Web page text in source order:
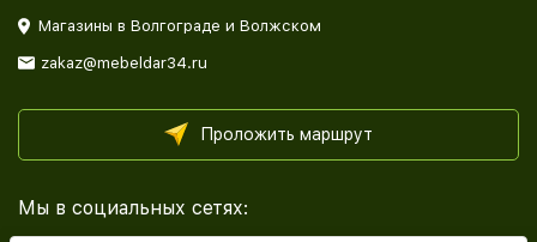
Магазины в Волгограде и Волжском
zakaz@mebeldar34.ru
Проложить маршрут
Мы в социальных сетях: